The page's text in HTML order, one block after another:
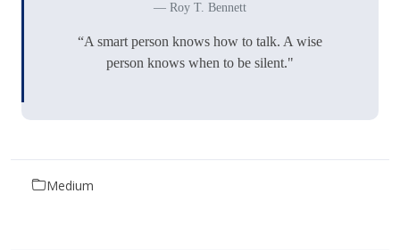
Roy T. Bennett
“A smart person knows how to talk. A wise
person knows when to be silent."
Medium